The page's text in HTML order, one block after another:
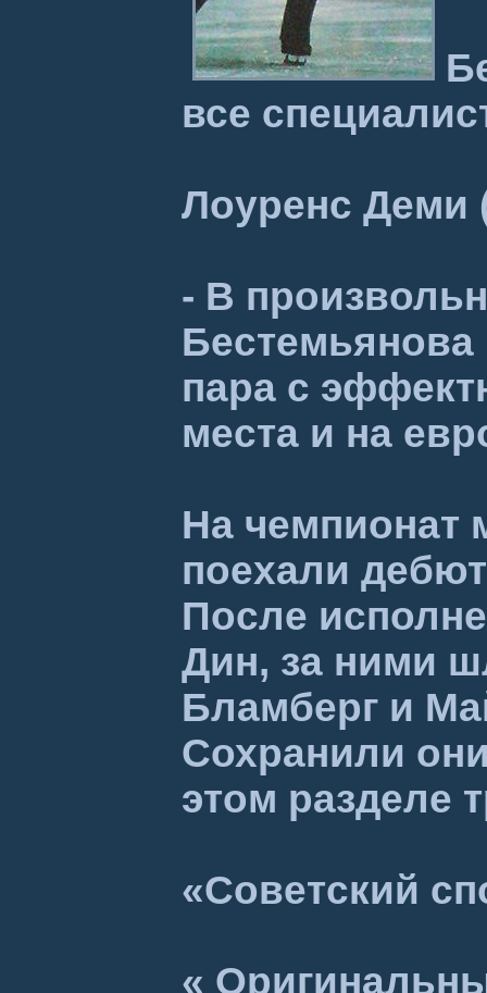
все
Лоуренс Деми
- В
пара с
места и на
На чемпионат
поехали
После
Дин, за ними
Бламберг и
Сохранили
этом разделе
«Советский
«